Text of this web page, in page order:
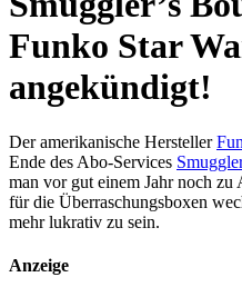
Funko Star
angekündigt!
Der amerikanische Hersteller
Ende des Abo-Services
man vor gut einem Jahr noch zu
für die Überraschungsboxen
mehr lukrativ zu sein.
Anzeige